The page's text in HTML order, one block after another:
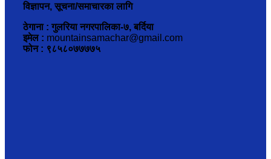
विज्ञापन, सूचना/समाचारका लागि
ठेगाना : गुलरिया नगरपालिका-७, बर्दिया
इमेल : mountainsamachar@gmail.com
फोन : ९८५८०७७७७५